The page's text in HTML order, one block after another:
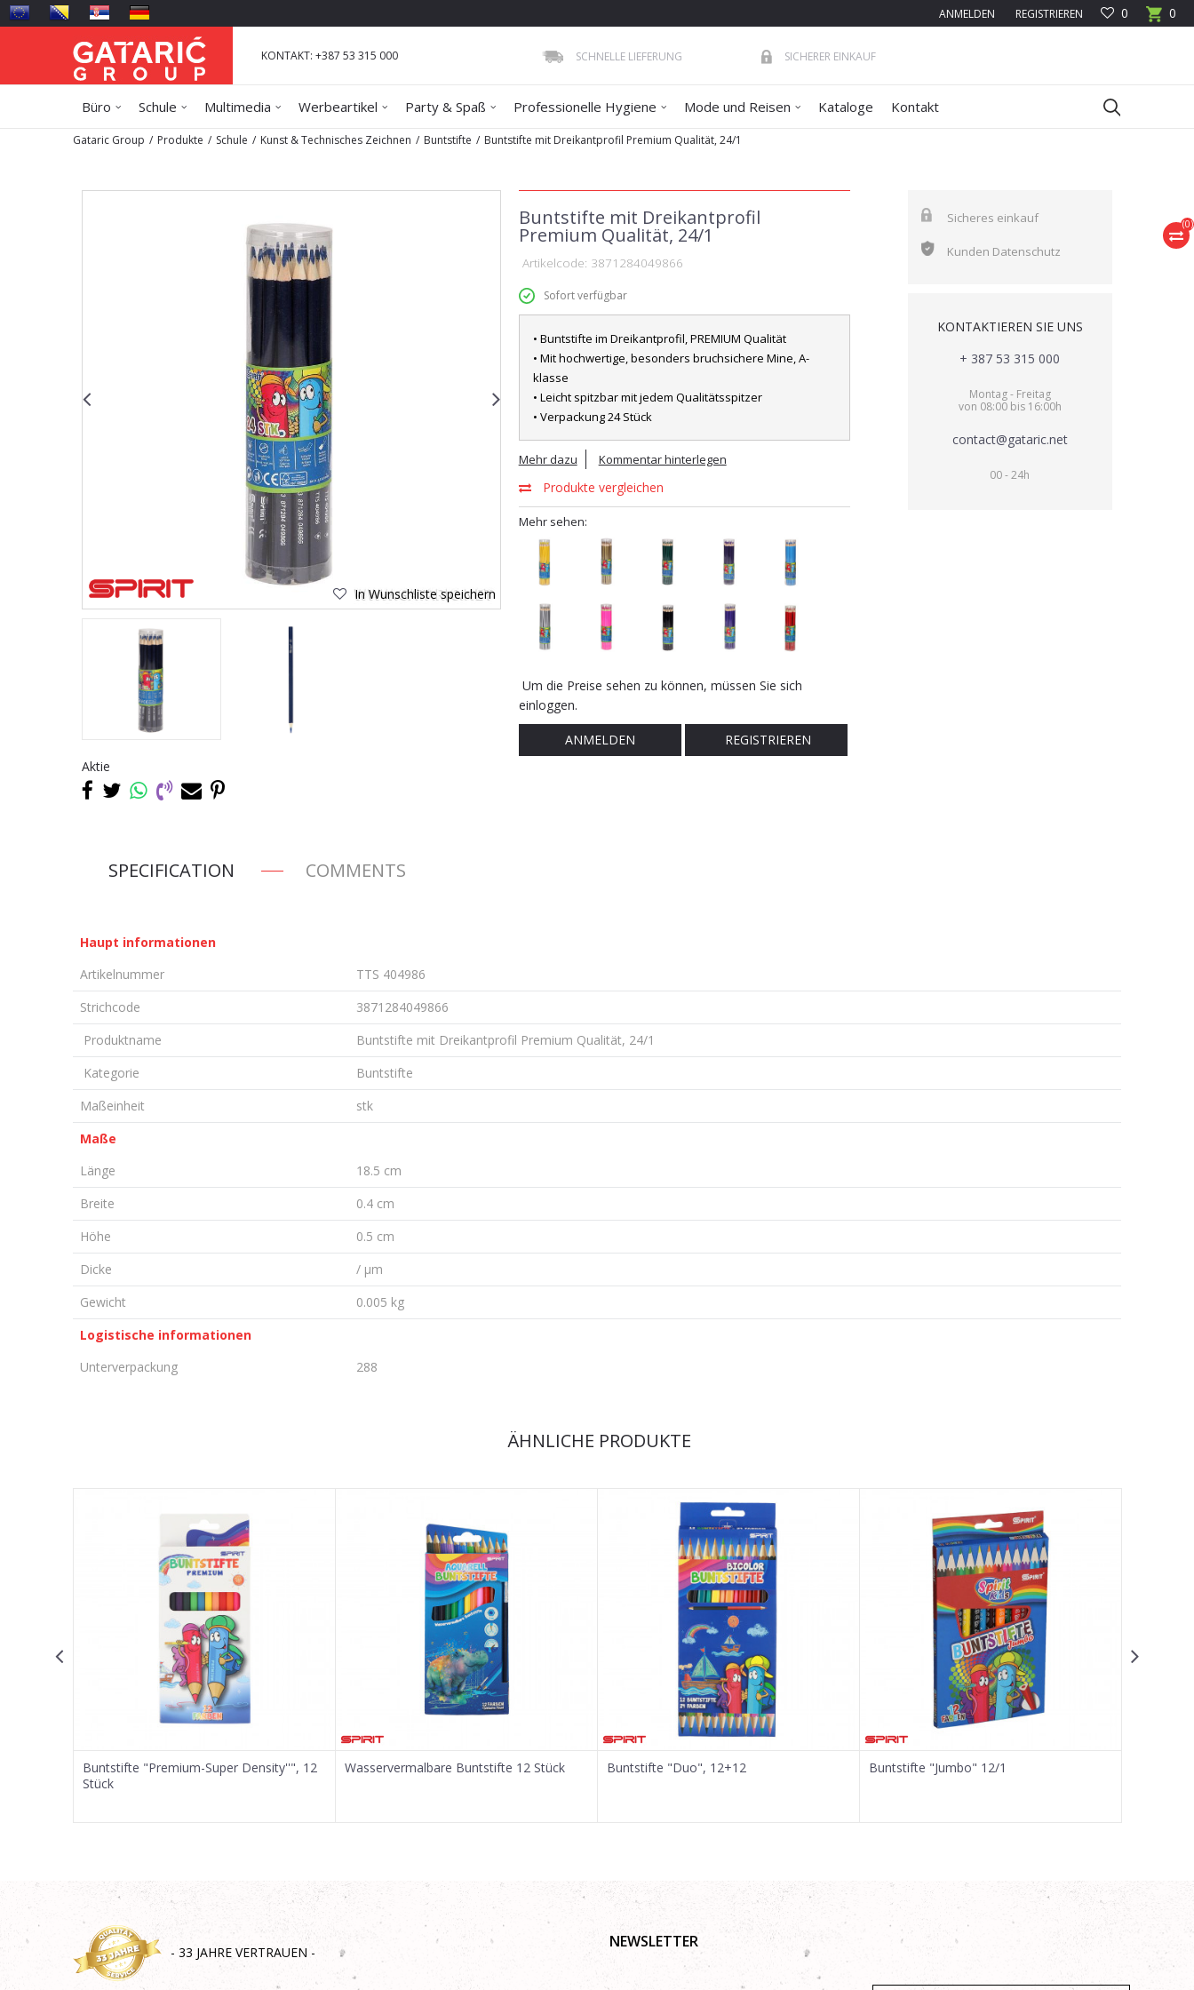
0
0
ANMELDEN REGISTRIEREN
KONTAKT: +387 53 315 000 SCHNELLE LIEFERUNG SICHERER EINKAUF
Büro Schule Multimedia Werbeartikel Party & Spaß Professionelle Hygiene Mode und Reisen Kataloge Kontakt
(0)
Gataric Group Produkte Schule Kunst & Technisches Zeichnen Buntstifte Buntstifte mit Dreikantprofil Premium Qualität, 24/1
In Wunschliste speichern
Aktie
Buntstifte mit Dreikantprofil
Premium Qualität, 24/1
Artikelcode: 3871284049866
Sofort verfügbar
• Buntstifte im Dreikantprofil, PREMIUM Qualität
• Mit hochwertige, besonders bruchsichere Mine, A-
klasse
• Leicht spitzbar mit jedem Qualitätsspitzer
• Verpackung 24 Stück
Mehr dazu Kommentar hinterlegen
Produkte vergleichen
Mehr sehen:
Um die Preise sehen zu können, müssen Sie sich
einloggen.
ANMELDEN REGISTRIEREN
Sicheres einkauf
Kunden Datenschutz
KONTAKTIEREN SIE UNS
+ 387 53 315 000
Montag - Freitag
von 08:00 bis 16:00h
contact@gataric.net
00 - 24h
SPECIFICATION COMMENTS
Haupt informationen
Artikelnummer
TTS 404986
Strichcode
3871284049866
Produktname
Buntstifte mit Dreikantprofil Premium Qualität, 24/1
Kategorie
Buntstifte
Maßeinheit
stk
Maße
Länge
18.5 cm
Breite
0.4 cm
Höhe
0.5 cm
Dicke
/ µm
Gewicht
0.005 kg
Logistische informationen
Unterverpackung
288
SENDEN
ÄHNLICHE PRODUKTE
Buntstifte "Premium-Super Density''", 12
Stück
Wasservermalbare Buntstifte 12 Stück Buntstifte "Duo", 12+12 Buntstifte "Jumbo" 12/1
- 33 JAHRE VERTRAUEN -
NEWSLETTER